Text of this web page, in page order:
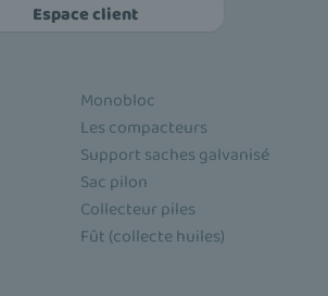
Espace client
Monobloc
Les compacteurs
Support saches galvanisé
Sac pilon
Collecteur piles
Fût (collecte huiles)